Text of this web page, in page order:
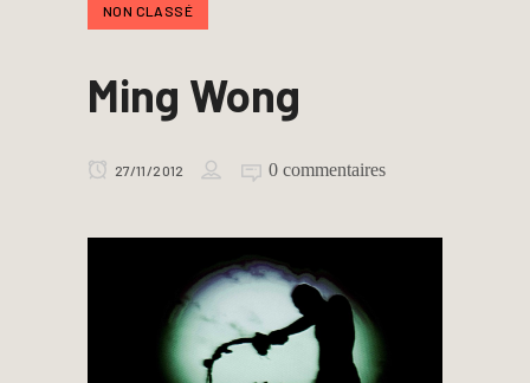
NON CLASSÉ
Ming Wong
27/11/2012 0 commentaires